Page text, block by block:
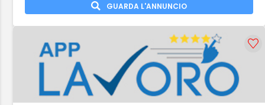
GUARDA L'ANNUNCIO